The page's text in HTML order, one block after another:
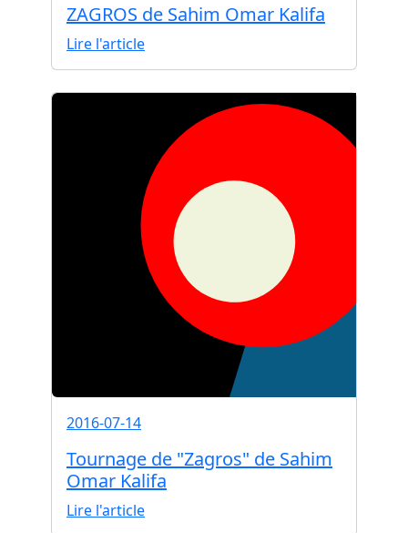
ZAGROS de Sahim Omar Kalifa
Lire l'article
2016-07-14
Tournage de "Zagros" de Sahim
Omar Kalifa
Lire l'article